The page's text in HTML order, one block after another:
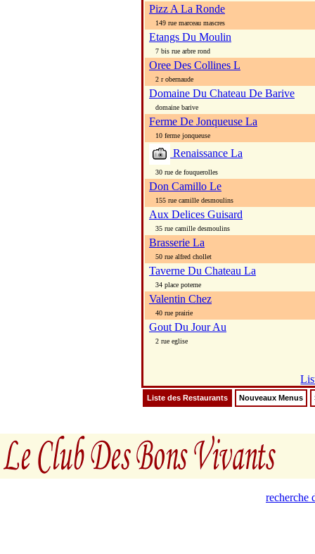
Pizz A La Ronde
149 rue marceau mascres
Etangs Du Moulin
7 bis rue arbre rond
Oree Des Collines L
2 r obernaude
Domaine Du Chateau De Barive
domaine barive
Ferme De Jonqueuse La
10 ferme jonqueuse
Renaissance La
30 rue de fouquerolles
Don Camillo Le
155 rue camille desmoulins
Aux Delices Guisard
35 rue camille desmoulins
Brasserie La
50 rue alfred chollet
Taverne Du Chateau La
34 place poterne
Valentin Chez
40 rue prairie
Gout Du Jour Au
2 rue eglise
Liste des Restaurants Nouveaux Menus
recherche